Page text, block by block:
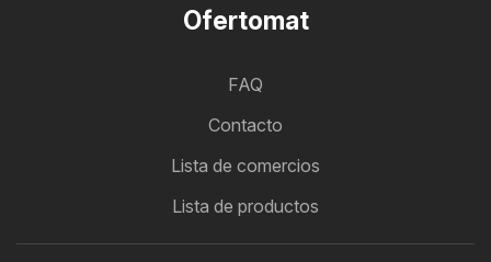
Ofertomat
FAQ
Contacto
Lista de comercios
Lista de productos